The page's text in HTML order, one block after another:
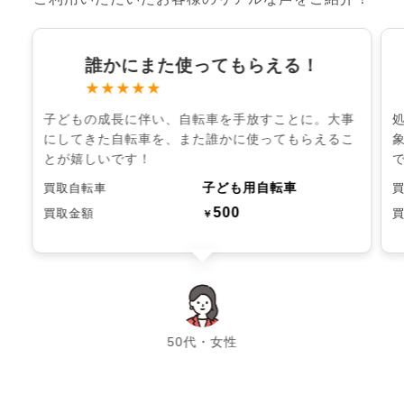
誰かにまた使ってもらえる！
★★★★★
子どもの成長に伴い、自転車を手放すことに。大事
にしてきた自転車を、また誰かに使ってもらえるこ
とが嬉しいです！
買取自転車 子ども用自転車
買取金額 ￥500
50代・女性
chevron_left chevron_right